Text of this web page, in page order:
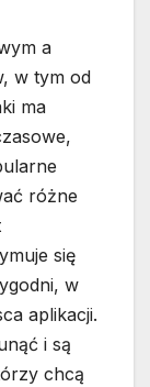
a
w tym od
ma
różne
się
w
aplikacji.
i są
chcą